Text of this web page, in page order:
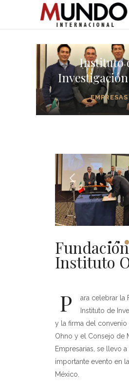
Instituto
EMPRESAS
Fundación
Instituto
P
ara celebrar la
Instituto de
y la firma del convenio
Ohno y el Consejo de
Empresarias, se llevo
importante evento en
México.